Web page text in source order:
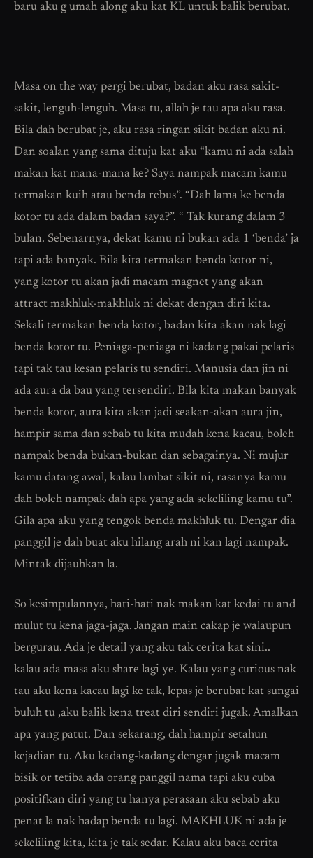
baru aku g umah along aku kat KL untuk balik berubat.
Masa on the way pergi berubat, badan aku rasa sakit-
sakit, lenguh-lenguh. Masa tu, allah je tau apa aku rasa.
Bila dah berubat je, aku rasa ringan sikit badan aku ni.
Dan soalan yang sama dituju kat aku “kamu ni ada salah
makan kat mana-mana ke? Saya nampak macam kamu
termakan kuih atau benda rebus”. “Dah lama ke benda
kotor tu ada dalam badan saya?”. “ Tak kurang dalam 3
bulan. Sebenarnya, dekat kamu ni bukan ada 1 ‘benda’ ja
tapi ada banyak. Bila kita termakan benda kotor ni,
yang kotor tu akan jadi macam magnet yang akan
attract makhluk-makhluk ni dekat dengan diri kita.
Sekali termakan benda kotor, badan kita akan nak lagi
benda kotor tu. Peniaga-peniaga ni kadang pakai pelaris
tapi tak tau kesan pelaris tu sendiri. Manusia dan jin ni
ada aura da bau yang tersendiri. Bila kita makan banyak
benda kotor, aura kita akan jadi seakan-akan aura jin,
hampir sama dan sebab tu kita mudah kena kacau, boleh
nampak benda bukan-bukan dan sebagainya. Ni mujur
kamu datang awal, kalau lambat sikit ni, rasanya kamu
dah boleh nampak dah apa yang ada sekeliling kamu tu”.
Gila apa aku yang tengok benda makhluk tu. Dengar dia
panggil je dah buat aku hilang arah ni kan lagi nampak.
Mintak dijauhkan la.
So kesimpulannya, hati-hati nak makan kat kedai tu and
mulut tu kena jaga-jaga. Jangan main cakap je walaupun
bergurau. Ada je detail yang aku tak cerita kat sini..
kalau ada masa aku share lagi ye. Kalau yang curious nak
tau aku kena kacau lagi ke tak, lepas je berubat kat sungai
buluh tu ,aku balik kena treat diri sendiri jugak. Amalkan
apa yang patut. Dan sekarang, dah hampir setahun
kejadian tu. Aku kadang-kadang dengar jugak macam
bisik or tetiba ada orang panggil nama tapi aku cuba
positifkan diri yang tu hanya perasaan aku sebab aku
penat la nak hadap benda tu lagi. MAKHLUK ni ada je
sekeliling kita, kita je tak sedar. Kalau aku baca cerita